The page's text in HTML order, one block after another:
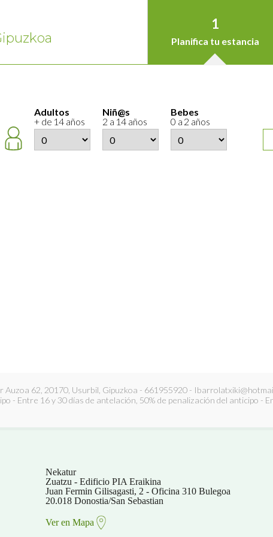
1
Planifica tu estancia
Adultos
+ de 14 años
Niñ@s
2 a 14 años
Bebes
0 a 2 años
62, 20170, Usurbil, Gipuzkoa - 661955920 -
- Entre 16 y 30 días de antelación, 50% de penalización del anticipo -
Nekatur
Zuatzu - Edificio PIA Eraikina
Juan Fermin Gilisagasti, 2 - Oficina 310 Bulegoa
20.018 Donostia/San Sebastian
Ver en Mapa